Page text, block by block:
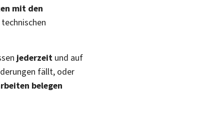
mit den
jederzeit und auf
fällt, oder
belegen